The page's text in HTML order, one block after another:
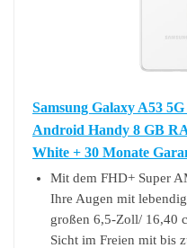
Samsung Galaxy A53
Android Handy 8 GB
White + 30 Monate
Mit dem FHD+ Super
Ihre Augen mit
großen 6,5-Zoll/ 16,40
Sicht im Freien mit bis